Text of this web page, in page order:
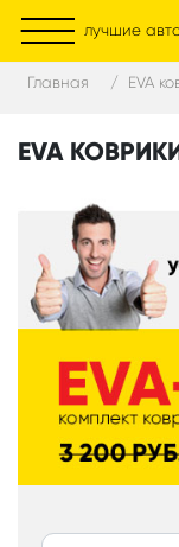
лучшие
Главная EVA
EVA